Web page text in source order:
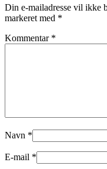
Din e-mailadresse vil ikke
markeret med *
Kommentar *
Navn *
E-mail *